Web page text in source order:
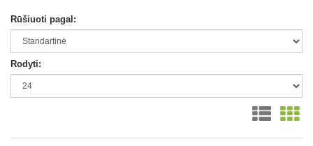
Rūšiuoti pagal:
Rodyti: